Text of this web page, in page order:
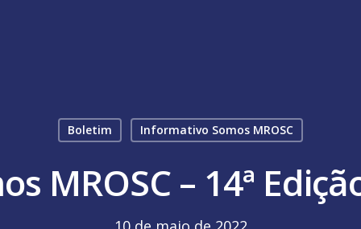
Boletim Informativo Somos MROSC
MROSC – 14ª